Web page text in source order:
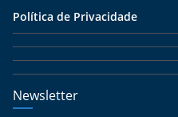
Política de Privacidade
Newsletter